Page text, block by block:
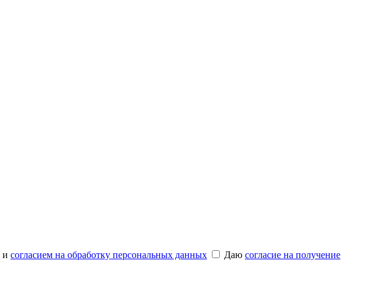
и согласием на обработку персональных данных Даю согласие на получение